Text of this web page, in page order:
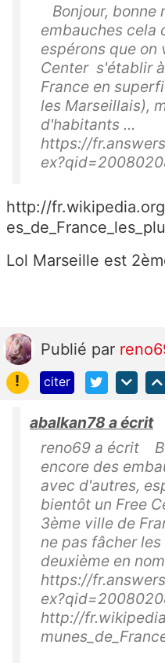
Bonjour, bonne
embauches cela
espérons que on
Center s'établir
France en
les Marseillais),
d'habitants ...
https://
http://
Lol Marseille est
Publié par
!
citer
abalkan78 a écrit
reno69 a écrit
encore des
avec d'autres,
bientôt un Free
3ème ville de
ne pas fâcher
deuxième en
https://
http://